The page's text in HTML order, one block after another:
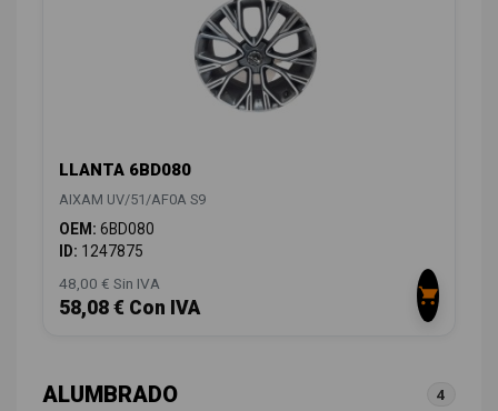
LLANTA 6BD080
AIXAM UV/51/AF0A S9
OEM: 6BD080
ID: 1247875
48,00 € Sin IVA
58,08 € Con IVA
ALUMBRADO 4